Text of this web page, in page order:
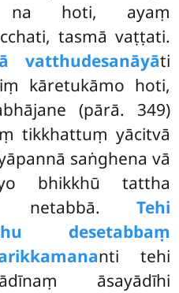
na hoti, ayaṃ
tasmā vaṭṭati.
vatthudesanāyāti
kāretukāmo hoti,
(pārā. 349)
tikkhattuṃ yācitvā
saṅghena vā
bhikkhū tattha
netabbā. Tehi
desetabbaṃ
nti tehi
āsayādīhi